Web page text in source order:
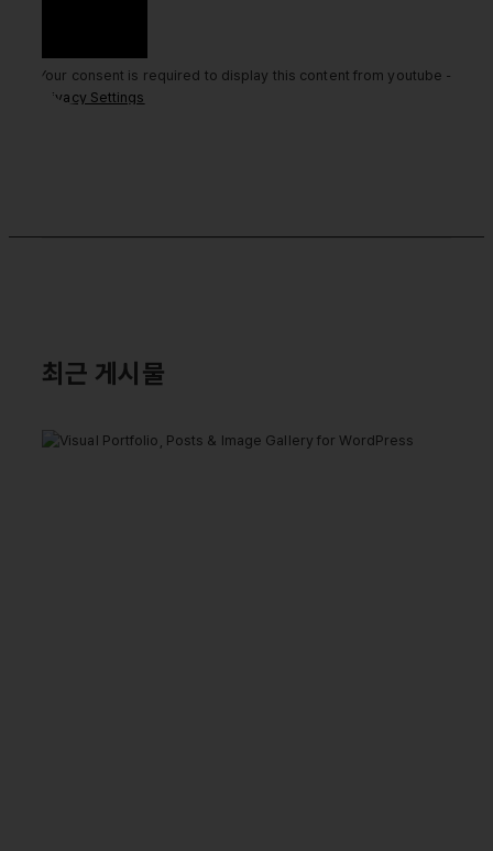
Your consent is required to display this content from youtube -
Privacy Settings
최근 게시물